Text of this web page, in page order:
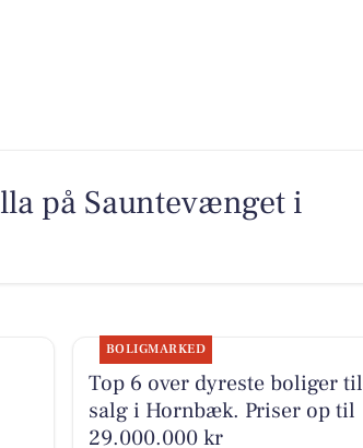
på Sauntevænget i
BOLIGMARKED
Top 6 over dyreste boliger til
salg i Hornbæk. Priser op til
29.000.000 kr